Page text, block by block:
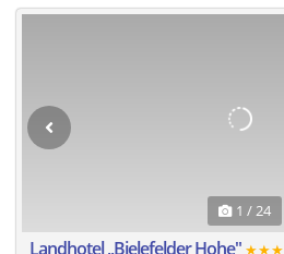
1 / 24
Landhotel ,,Bielefelder Hohe" ★★★